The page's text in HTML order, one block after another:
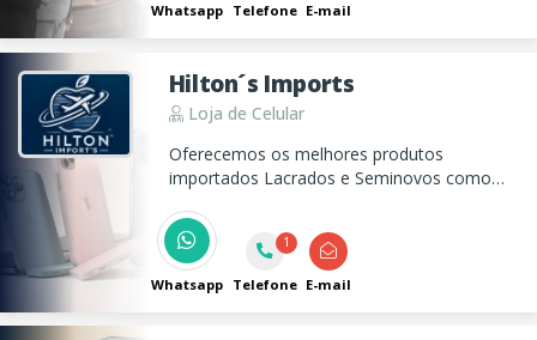
Whatsapp Telefone E-mail
Hilton´s Imports
Loja de Celular
Oferecemos os melhores produtos
importados Lacrados e Seminovos como
Entrega para todo o Brasil e com garantia.
Whatsapp
1
Telefone E-mail